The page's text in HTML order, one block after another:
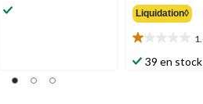
étoile(s)
Liquidation◊
1.0
étoile(s)
39 en stock